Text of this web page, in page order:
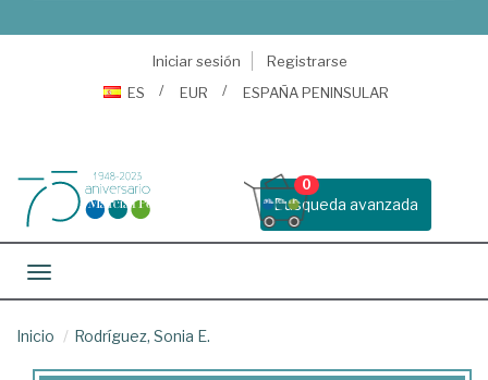
Iniciar sesión
Registrarse
ES
EUR ESPAÑA PENINSULAR
Busqueda avanzada
0
Toggle navigation
Inicio Rodríguez, Sonia E.